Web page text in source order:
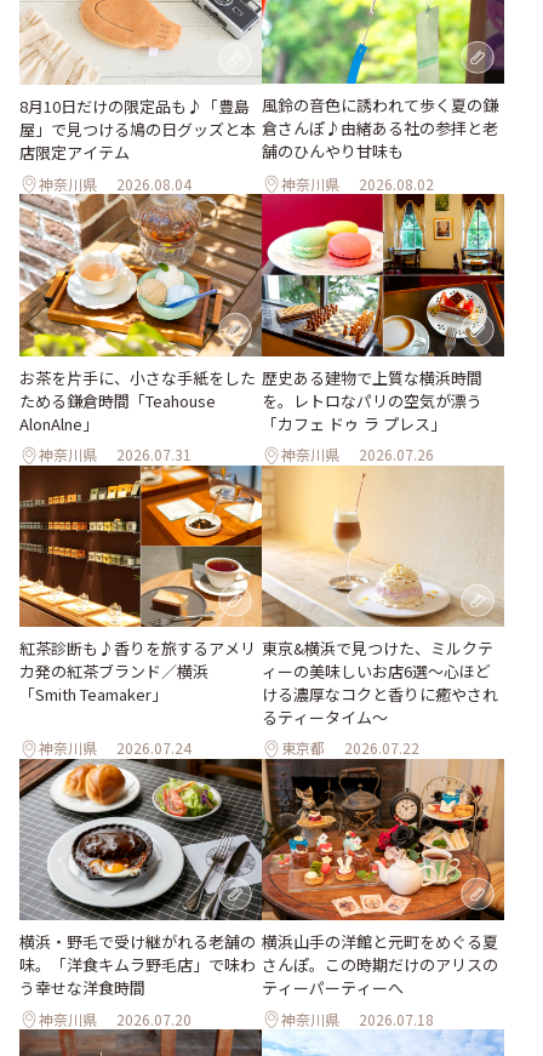
8月10日だけの限定品も♪「豊島
屋」で見つける鳩の日グッズと本
店限定アイテム
神奈川県 2026.08.04
風鈴の音色に誘われて歩く夏の鎌
倉さんぽ♪由緒ある社の参拝と老
舗のひんやり甘味も
神奈川県 2026.08.02
お茶を片手に、小さな手紙をした
ためる鎌倉時間「Teahouse
AlonAlne」
神奈川県 2026.07.31
歴史ある建物で上質な横浜時間
を。レトロなパリの空気が漂う
「カフェ ドゥ ラ プレス」
神奈川県 2026.07.26
紅茶診断も♪香りを旅するアメリ
カ発の紅茶ブランド／横浜
「Smith Teamaker」
神奈川県 2026.07.24
東京&横浜で見つけた、ミルクテ
ィーの美味しいお店6選～心ほど
ける濃厚なコクと香りに癒やされ
るティータイム～
東京都 2026.07.22
横浜・野毛で受け継がれる老舗の
味。「洋食キムラ野毛店」で味わ
う幸せな洋食時間
神奈川県 2026.07.20
横浜山手の洋館と元町をめぐる夏
さんぽ。この時期だけのアリスの
ティーパーティーへ
神奈川県 2026.07.18